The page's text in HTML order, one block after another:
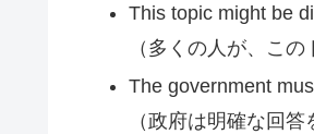
This topic might be
（多くの人が、こ
The government
（政府は明確な回答